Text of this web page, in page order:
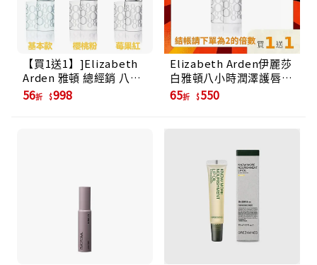
【買1送1】]Elizabeth
Arden 雅頓 總經銷 八小
時潤澤護唇膏 3.7g(原廠
公司貨)/ 基本款2支
56折 998
Elizabeth Arden伊麗莎
白雅頓八小時潤澤護唇
膏/ 3.7g/ 平行輸入
65折 550